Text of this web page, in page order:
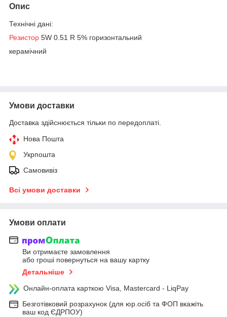
Опис
Технічні дані:
Резистор 5W 0.51 R 5% горизонтальний
керамічний
Умови доставки
Доставка здійснюється тільки по передоплаті.
Нова Пошта
Укрпошта
Самовивіз
Всі умови доставки
Умови оплати
Ви отримаєте замовлення
або гроші повернуться на вашу картку
Детальніше
Онлайн-оплата карткою Visa, Mastercard - LiqPay
Безготівковий розрахунок (для юр.осіб та ФОП вкажіть
ваш код ЄДРПОУ)